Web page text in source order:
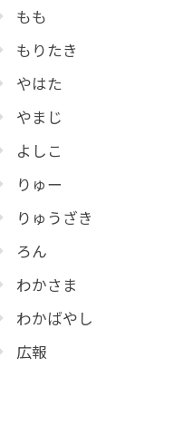
もも
もりたき
やはた
やまじ
よしこ
りゅー
りゅうざき
ろん
わかさま
わかばやし
広報